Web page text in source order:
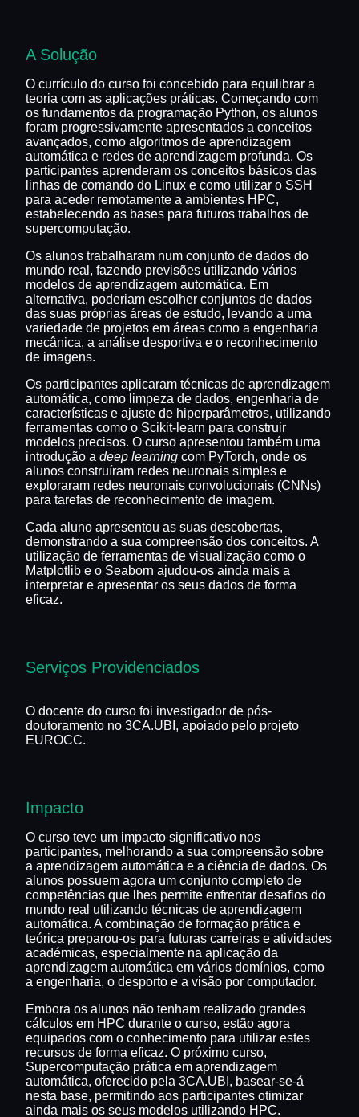
A Solução
O currículo do curso foi concebido para equilibrar a
teoria com as aplicações práticas. Começando com
os fundamentos da programação Python, os alunos
foram progressivamente apresentados a conceitos
avançados, como algoritmos de aprendizagem
automática e redes de aprendizagem profunda. Os
participantes aprenderam os conceitos básicos das
linhas de comando do Linux e como utilizar o SSH
para aceder remotamente a ambientes HPC,
estabelecendo as bases para futuros trabalhos de
supercomputação.
Os alunos trabalharam num conjunto de dados do
mundo real, fazendo previsões utilizando vários
modelos de aprendizagem automática. Em
alternativa, poderiam escolher conjuntos de dados
das suas próprias áreas de estudo, levando a uma
variedade de projetos em áreas como a engenharia
mecânica, a análise desportiva e o reconhecimento
de imagens.
Os participantes aplicaram técnicas de aprendizagem
automática, como limpeza de dados, engenharia de
características e ajuste de hiperparâmetros, utilizando
ferramentas como o Scikit-learn para construir
modelos precisos. O curso apresentou também uma
introdução a deep learning com PyTorch, onde os
alunos construíram redes neuronais simples e
exploraram redes neuronais convolucionais (CNNs)
para tarefas de reconhecimento de imagem.
Cada aluno apresentou as suas descobertas,
demonstrando a sua compreensão dos conceitos. A
utilização de ferramentas de visualização como o
Matplotlib e o Seaborn ajudou-os ainda mais a
interpretar e apresentar os seus dados de forma
eficaz.
Serviços Providenciados
O docente do curso foi investigador de pós-
doutoramento no 3CA.UBI, apoiado pelo projeto
EUROCC.
Impacto
O curso teve um impacto significativo nos
participantes, melhorando a sua compreensão sobre
a aprendizagem automática e a ciência de dados. Os
alunos possuem agora um conjunto completo de
competências que lhes permite enfrentar desafios do
mundo real utilizando técnicas de aprendizagem
automática. A combinação de formação prática e
teórica preparou-os para futuras carreiras e atividades
académicas, especialmente na aplicação da
aprendizagem automática em vários domínios, como
a engenharia, o desporto e a visão por computador.
Embora os alunos não tenham realizado grandes
cálculos em HPC durante o curso, estão agora
equipados com o conhecimento para utilizar estes
recursos de forma eficaz. O próximo curso,
Supercomputação prática em aprendizagem
automática, oferecido pela 3CA.UBI, basear-se-á
nesta base, permitindo aos participantes otimizar
ainda mais os seus modelos utilizando HPC.